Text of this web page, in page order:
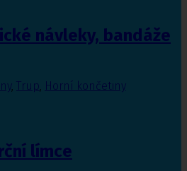
návleky, bandáže
, Trup, Horní končetiny
límce